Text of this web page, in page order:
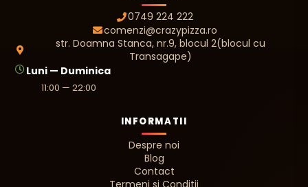
0749 224 222
comenzi@crazypizza.ro
str. Doamna Stanca, nr.9, blocul 2(blocul cu
Transagape)
Luni — Duminica
11:00 — 22:00
INFORMATII
Despre noi
Blog
Contact
Termeni si Conditii